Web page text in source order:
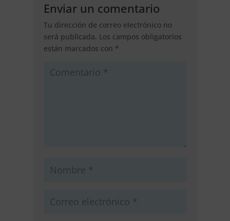
Enviar un comentario
Tu dirección de correo electrónico no
será publicada. Los campos obligatorios
están marcados con *